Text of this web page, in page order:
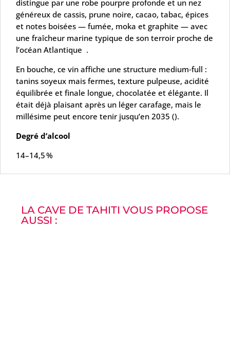
distingue par une robe pourpre profonde et un nez
généreux de cassis, prune noire, cacao, tabac, épices
et notes boisées — fumée, moka et graphite — avec
une fraîcheur marine typique de son terroir proche de
l’océan Atlantique .
En bouche, ce vin affiche une structure medium‑full :
tanins soyeux mais fermes, texture pulpeuse, acidité
équilibrée et finale longue, chocolatée et élégante. Il
était déjà plaisant après un léger carafage, mais le
millésime peut encore tenir jusqu’en 2035 ().
Degré d’alcool
14–14,5 %
LA CAVE DE TAHITI VOUS PROPOSE
AUSSI :